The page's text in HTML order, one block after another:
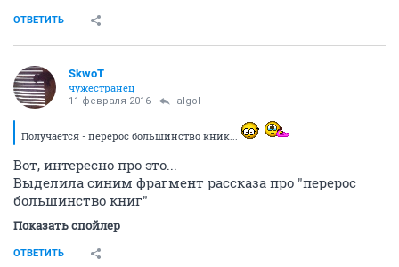
ОТВЕТИТЬ
SkwоT
чужестранец
11 февраля 2016 аlgоl
Получается - перерос большинство кник...
Вот, интересно про это...
Выделила синим фрагмент рассказа про "перерос
большинство книг"
Показать спойлер
ОТВЕТИТЬ